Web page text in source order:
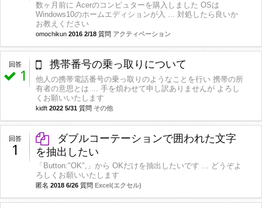
数ヶ月前に Acerのコンピュターを購入しました OSは
Windows10のホームエディションが入 ... 対処したら良いか
お教えください
omochikun 2016 2/18 質問 アクティベーション
回答
1
携帯番号の乗っ取りについて
他人の携帯電話番号の乗っ取りのようなことを行い 携帯の所
有者の意思とは ... 手を煩わせて申し訳ありませんが よろし
くお願いいたします
kidft 2022 5/31 質問 その他
回答
1
ダブルコーテーションで囲われた文字
を抽出したい
「Button:"OK",」から OKだけを抽出したいです ... どうぞよ
ろしくお願いいたします
匿名 2018 6/26 質問 Excel(エクセル)